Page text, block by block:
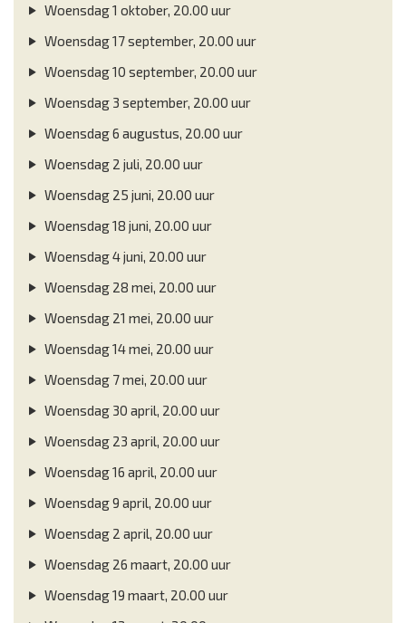
Woensdag 1 oktober, 20.00 uur
Woensdag 17 september, 20.00 uur
Woensdag 10 september, 20.00 uur
Woensdag 3 september, 20.00 uur
Woensdag 6 augustus, 20.00 uur
Woensdag 2 juli, 20.00 uur
Woensdag 25 juni, 20.00 uur
Woensdag 18 juni, 20.00 uur
Woensdag 4 juni, 20.00 uur
Woensdag 28 mei, 20.00 uur
Woensdag 21 mei, 20.00 uur
Woensdag 14 mei, 20.00 uur
Woensdag 7 mei, 20.00 uur
Woensdag 30 april, 20.00 uur
Woensdag 23 april, 20.00 uur
Woensdag 16 april, 20.00 uur
Woensdag 9 april, 20.00 uur
Woensdag 2 april, 20.00 uur
Woensdag 26 maart, 20.00 uur
Woensdag 19 maart, 20.00 uur